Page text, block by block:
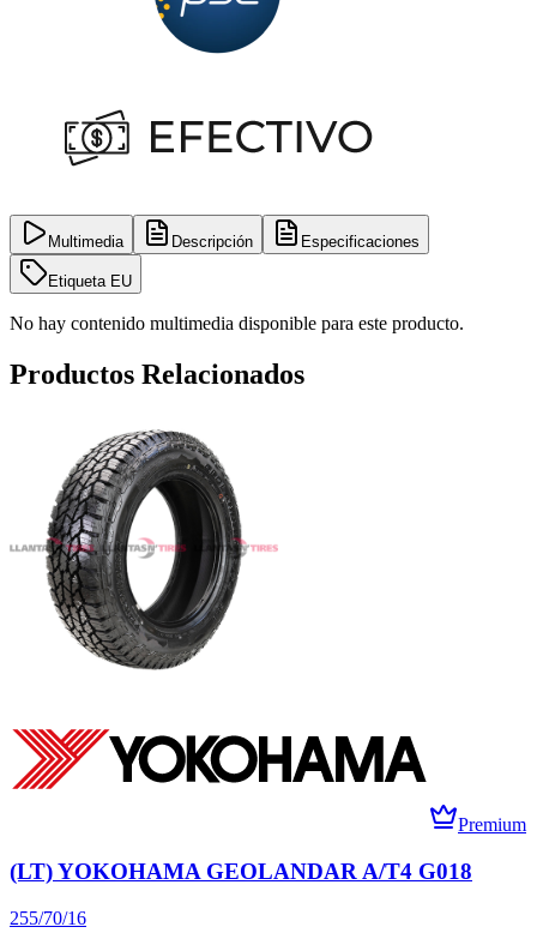
Multimedia Descripción Especificaciones
Etiqueta EU
No hay contenido multimedia disponible para este producto.
Productos Relacionados
Premium
(LT) YOKOHAMA GEOLANDAR A/T4 G018
255/70/16